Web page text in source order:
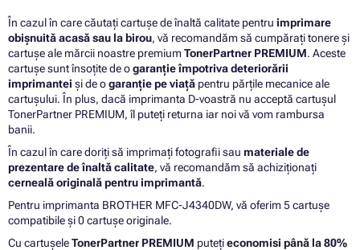
În cazul în care căutați cartușe de înaltă calitate pentru imprimare
obișnuită acasă sau la birou, vă recomandăm să cumpărați tonere și
cartușe ale mărcii noastre premiumTonerPartner PREMIUM. Aceste
cartușe sunt însoțite de ogaranție împotriva deteriorării
imprimantei și de ogaranție pe viață pentru părțile mecanice ale
cartușului. În plus, dacă imprimanta D-voastră nu acceptă cartușul
TonerPartner PREMIUM, îl puteți returna iar noi vă vom rambursa
banii.
În cazul în care doriți să imprimați fotografii sau materiale de
prezentare de înaltă calitate, vă recomandăm să achiziționați
cerneală originală pentru imprimantă.
Pentru imprimanta BROTHER MFC-J4340DW, vă oferim 5 cartușe
compatibile și 0 cartușe originale.
Cu cartușeleTonerPartner PREMIUM putețieconomisi până la 80%